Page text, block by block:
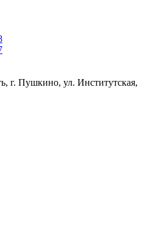
г. Пушкино, ул. Институтская,